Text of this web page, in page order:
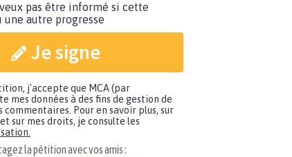
pas être informé si cette
autre progresse
Je signe
j'accepte que MCA (par
mes données à des fins de gestion de
commentaires. Pour en savoir plus, sur
sur mes droits, je consulte les
la pétition avec vos amis :